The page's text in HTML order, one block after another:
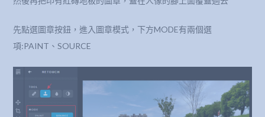
先點選圖章按鈕，進入圖章模式，下方MODE有兩個選
項:PAINT、SOURCE